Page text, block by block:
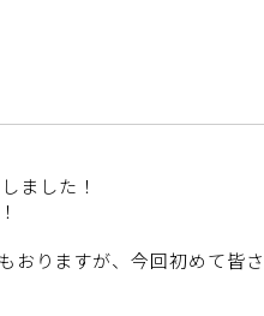
ました！
りますが、今回初めて皆